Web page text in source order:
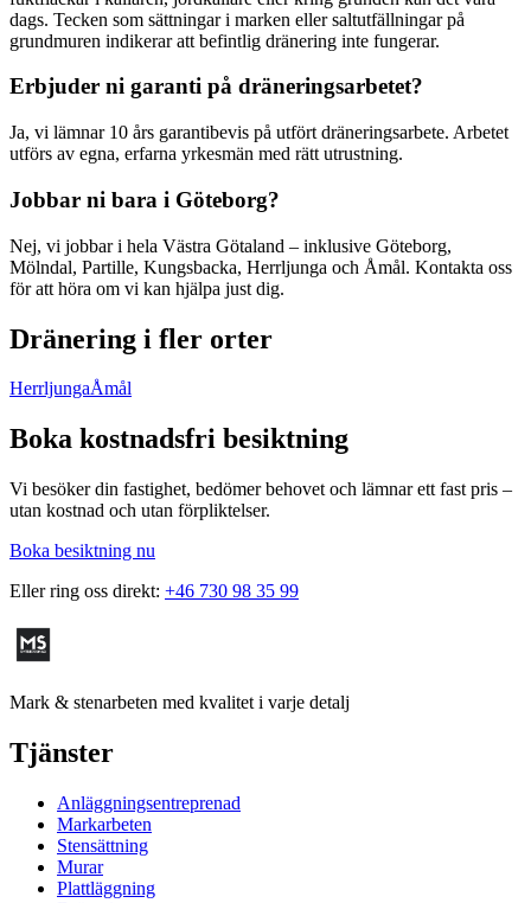
dags. Tecken som sättningar i marken eller saltutfällningar på
grundmuren indikerar att befintlig dränering inte fungerar.
Erbjuder ni garanti på dräneringsarbetet?
Ja, vi lämnar 10 års garantibevis på utfört dräneringsarbete. Arbetet
utförs av egna, erfarna yrkesmän med rätt utrustning.
Jobbar ni bara i Göteborg?
Nej, vi jobbar i hela Västra Götaland – inklusive Göteborg,
Mölndal, Partille, Kungsbacka, Herrljunga och Åmål. Kontakta oss
för att höra om vi kan hjälpa just dig.
Dränering i fler orter
HerrljungaÅmål
Boka kostnadsfri besiktning
Vi besöker din fastighet, bedömer behovet och lämnar ett fast pris –
utan kostnad och utan förpliktelser.
Boka besiktning nu
Eller ring oss direkt: +46 730 98 35 99
Mark & stenarbeten med kvalitet i varje detalj
Tjänster
Anläggningsentreprenad
Markarbeten
Stensättning
Murar
Plattläggning